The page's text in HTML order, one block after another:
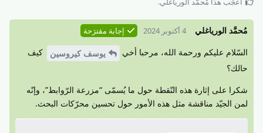
مُحمَّد الورياغلي 4 أكتوبر 2024 إجابة مقترَحة
السّلام عليكم ورحمة الله، مرحبا أخي يوسف كيروسين
كيف
حالك؟
شكرا على إثارة هذه النّقطة حول ما يُسمّى “مزرعة الرّوابط”، وإنّه
لمن الجيّد مناقشة مثل هذه الأمور حول تحسين محرّكات البحث.